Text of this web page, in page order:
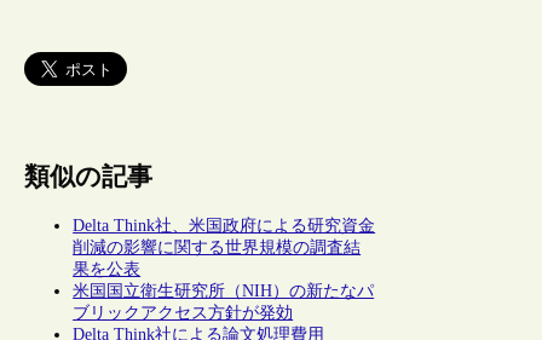
類似の記事
Delta Think社、米国政府による研究資金
削減の影響に関する世界規模の調査結
果を公表
米国国立衛生研究所（NIH）の新たなパ
ブリックアクセス方針が発効
Delta Think社による論文処理費用